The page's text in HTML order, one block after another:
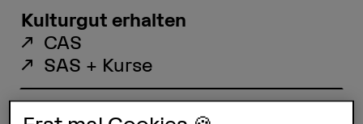
Kulturgut erhalten
CAS
SAS + Kurse